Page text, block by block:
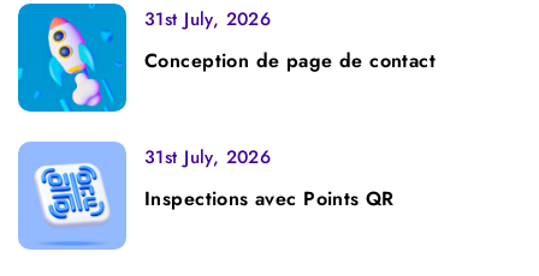
31st July, 2026
Conception de page de contact
31st July, 2026
Inspections avec Points QR